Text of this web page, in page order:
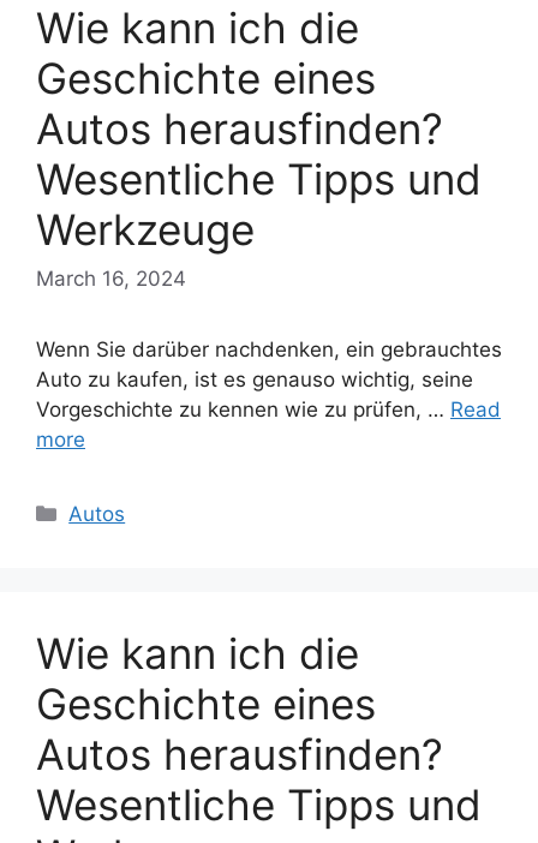
Wie kann ich die
Geschichte eines
Autos herausfinden?
Wesentliche Tipps und
Werkzeuge
March 16, 2024
Wenn Sie darüber nachdenken, ein gebrauchtes
Auto zu kaufen, ist es genauso wichtig, seine
Vorgeschichte zu kennen wie zu prüfen, … Read
more
Categories
Autos
Wie kann ich die
Geschichte eines
Autos herausfinden?
Wesentliche Tipps und